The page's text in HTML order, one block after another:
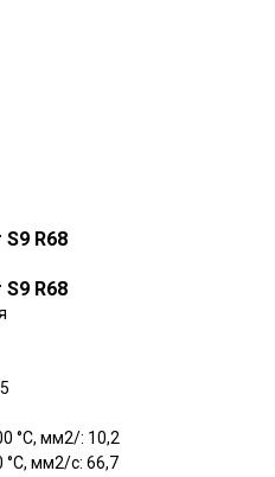
R68
R68
°С, мм2/: 10,2
°С, мм2/с: 66,7